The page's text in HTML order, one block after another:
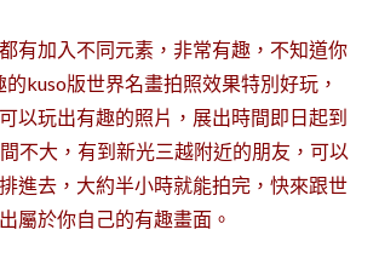
有加入不同元素，非常有趣，不知道你
kuso版世界名畫拍照效果特別好玩，
以玩出有趣的照片，展出時間即日起到
不大，有到新光三越附近的朋友，可以
進去，大約半小時就能拍完，快來跟世
屬於你自己的有趣畫面。